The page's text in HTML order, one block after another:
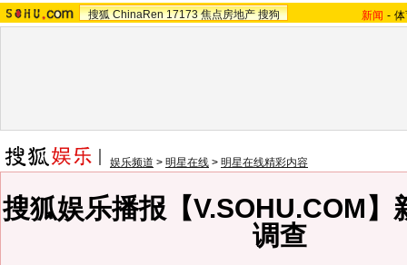
搜狐 ChinaRen 17173 焦点房地产 搜狗 新闻 -
娱乐频道 > 明星在线 > 明星在线精彩内容
搜狐娱乐播报【V.SOHU.COM】
调查